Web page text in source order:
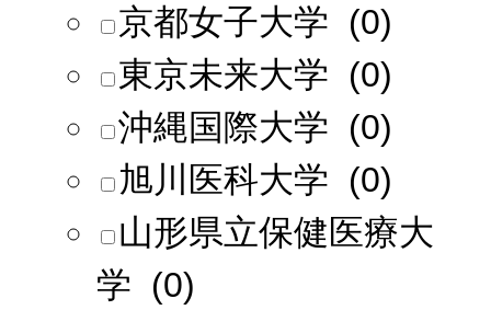
京都女子大学 (0)
東京未来大学 (0)
沖縄国際大学 (0)
旭川医科大学 (0)
山形県立保健医療大
学 (0)